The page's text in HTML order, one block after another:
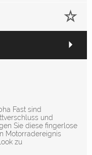
Fast sind
und
Sie diese fingerlose
Motorradereignis
zu